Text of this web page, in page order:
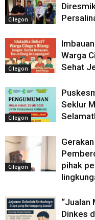
Cilegon
Cilegon
Warga
Sehat
Cilegon
Seklur
Cilegon
pihak
“Jualan
Dinkes